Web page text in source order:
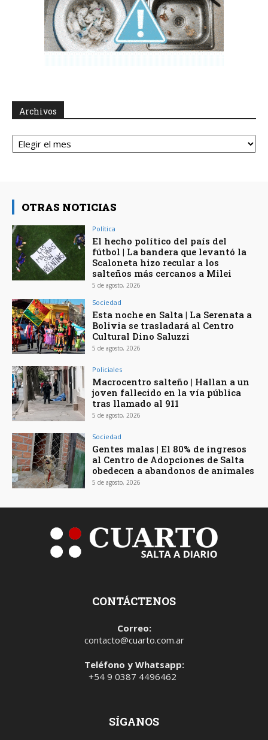
Archivos
Archivos
OTRAS NOTICIAS
Política
El hecho político del país del
fútbol | La bandera que levantó la
Scaloneta hizo recular a los
salteños más cercanos a Milei
5 de agosto, 2026
Sociedad
Esta noche en Salta | La Serenata a
Bolivia se trasladará al Centro
Cultural Dino Saluzzi
5 de agosto, 2026
Policiales
Macrocentro salteño | Hallan a un
joven fallecido en la vía pública
tras llamado al 911
5 de agosto, 2026
Sociedad
Gentes malas | El 80% de ingresos
al Centro de Adopciones de Salta
obedecen a abandonos de animales
5 de agosto, 2026
CONTÁCTENOS
Correo:
contacto@cuarto.com.ar
Teléfono y Whatsapp:
+54 9 0387 4496462
SÍGANOS